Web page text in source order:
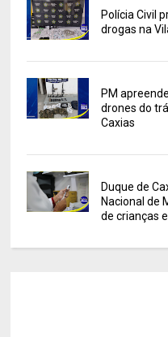
Polícia Civil
drogas na
PM
drones do
Caxias
Duque de
Nacional de
de crianças